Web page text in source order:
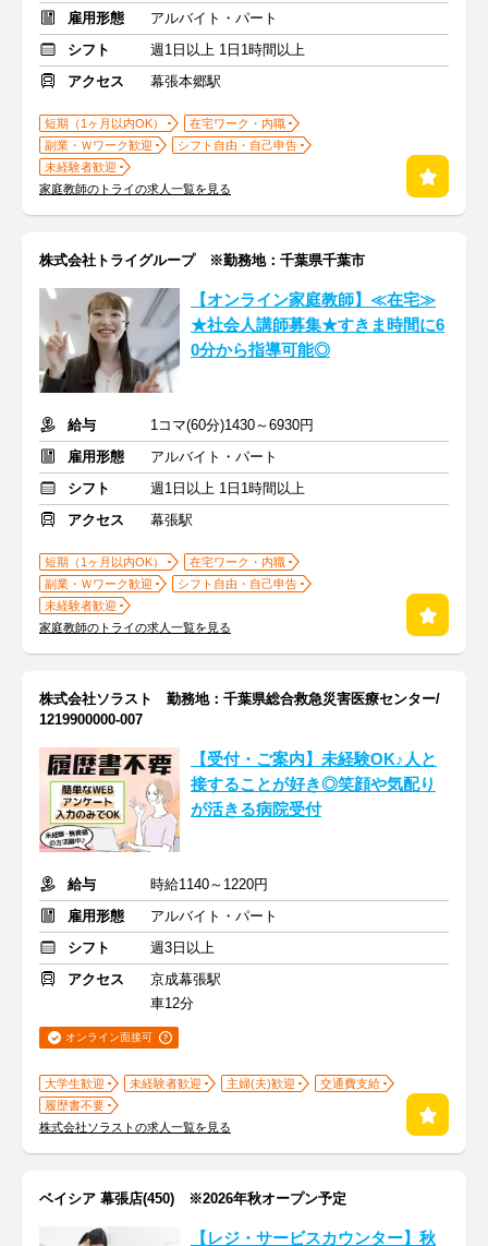
雇用形態
アルバイト・パート
シフト
週1日以上 1日1時間以上
アクセス
幕張本郷駅
短期（1ヶ月以内OK）
在宅ワーク・内職
副業・Ｗワーク歓迎
シフト自由・自己申告
未経験者歓迎
家庭教師のトライの求人一覧を見る
株式会社トライグループ ※勤務地：千葉県千葉市
【オンライン家庭教師】≪在宅≫
★社会人講師募集★すきま時間に6
0分から指導可能◎
給与
1コマ(60分)1430～6930円
雇用形態
アルバイト・パート
シフト
週1日以上 1日1時間以上
アクセス
幕張駅
短期（1ヶ月以内OK）
在宅ワーク・内職
副業・Ｗワーク歓迎
シフト自由・自己申告
未経験者歓迎
家庭教師のトライの求人一覧を見る
株式会社ソラスト 勤務地：千葉県総合救急災害医療センター/
1219900000-007
【受付・ご案内】未経験OK♪人と
接することが好き◎笑顔や気配り
が活きる病院受付
給与
時給1140～1220円
雇用形態
アルバイト・パート
シフト
週3日以上
アクセス
京成幕張駅
車12分
オンライン面接可
大学生歓迎 未経験者歓迎 主婦(夫)歓迎
交通費支給
履歴書不要
株式会社ソラストの求人一覧を見る
ベイシア 幕張店(450) ※2026年秋オープン予定
【レジ・サービスカウンター】秋